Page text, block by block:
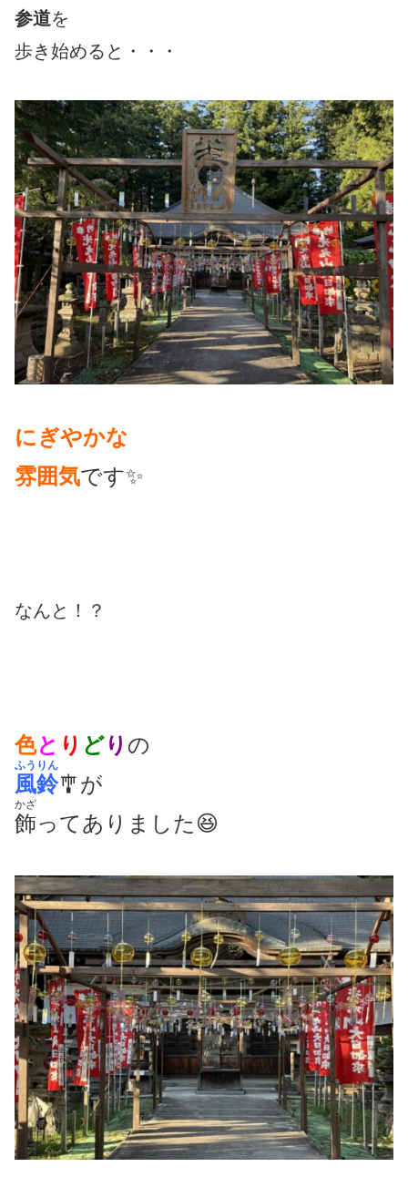
参道を
歩き始めると・・・
にぎやかな
雰囲気です✨
なんと！？
色と り どり の
風鈴
ふうりん
🎐が
飾
かざ
ってありました😆